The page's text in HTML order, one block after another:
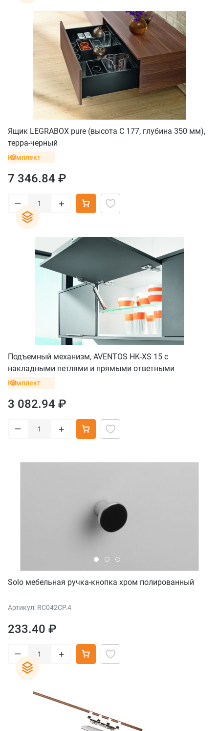
Ящик LEGRABOX pure (высота C 177, глубина 350 мм),
терра-черный
Комплект
7 346.84 ₽
– +
Подъемный механизм, AVENTOS HK-XS 15 с
накладными петлями и прямыми ответными
планками
Комплект
3 082.94 ₽
– +
Solo мебельная ручка-кнопка хром полированный
Артикул: RC042CP.4
233.40 ₽
– +